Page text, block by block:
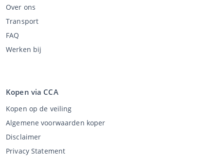
Over ons
Transport
FAQ
Werken bij
Kopen via CCA
Kopen op de veiling
Algemene voorwaarden koper
Disclaimer
Privacy Statement